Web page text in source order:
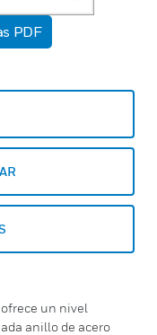
PDF
un nivel
anillo de acero